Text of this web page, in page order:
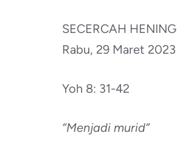
SECERCAH HENING
Rabu, 29 Maret 2023
Yoh 8: 31-42
“Menjadi murid”